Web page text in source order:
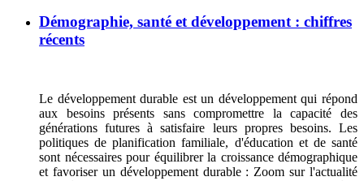
Démographie, santé et développement : chiffres
récents
Le développement durable est un développement qui répond
aux besoins présents sans compromettre la capacité des
générations futures à satisfaire leurs propres besoins. Les
politiques de planification familiale, d'éducation et de santé
sont nécessaires pour équilibrer la croissance démographique
et favoriser un développement durable : Zoom sur l'actualité